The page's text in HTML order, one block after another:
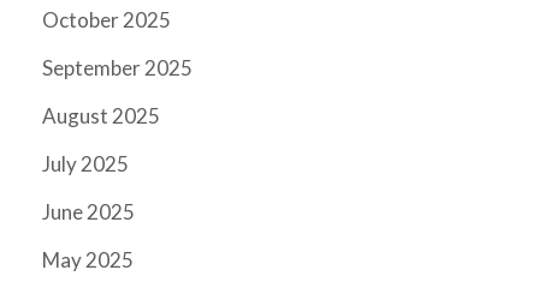
October 2025
September 2025
August 2025
July 2025
June 2025
May 2025